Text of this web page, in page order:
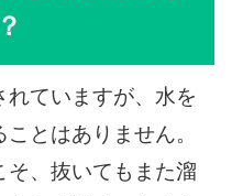
れていますが、水を
とはありません。
そ、抜いてもまた溜